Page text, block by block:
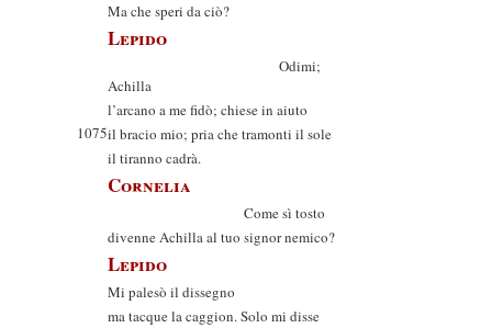
Ma che speri da ciò?
Lepido
Odimi;
Achilla
l’arcano a me fidò; chiese in aiuto
1075il bracio mio; pria che tramonti il sole
il tiranno cadrà.
Cornelia
Come sì tosto
divenne Achilla al tuo signor nemico?
Lepido
Mi palesò il dissegno
ma tacque la caggion. Solo mi disse